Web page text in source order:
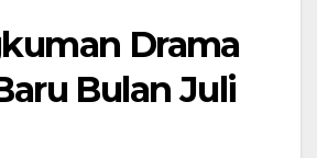
Drama
Bulan Juli